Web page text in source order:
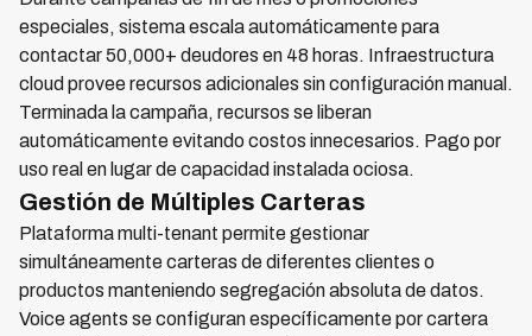
especiales, sistema escala automáticamente para
contactar 50,000+ deudores en 48 horas. Infraestructura
cloud provee recursos adicionales sin configuración manual.
Terminada la campaña, recursos se liberan
automáticamente evitando costos innecesarios. Pago por
uso real en lugar de capacidad instalada ociosa.
Gestión de Múltiples Carteras
Plataforma multi-tenant permite gestionar
simultáneamente carteras de diferentes clientes o
productos manteniendo segregación absoluta de datos.
Voice agents se configuran específicamente por cartera